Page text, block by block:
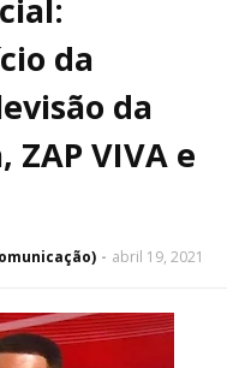
da
da
ZAP VIVA e
abril 19, 2021